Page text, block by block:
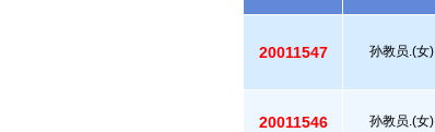
20011547 孙教员.(女)
20011546 孙教员.(女)